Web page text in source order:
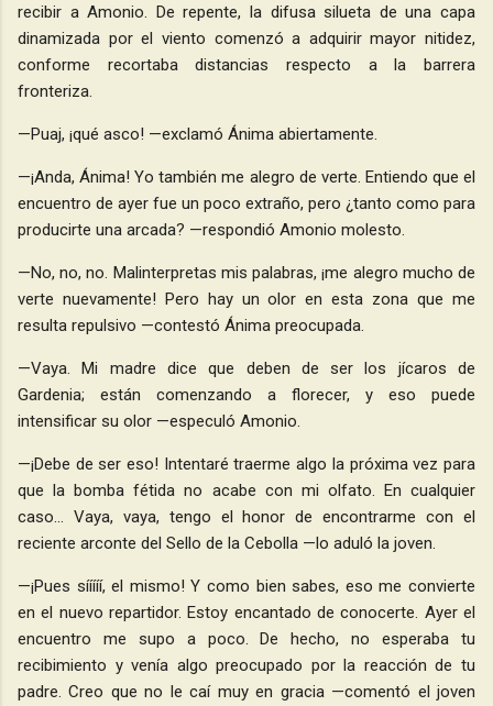
recibir a Amonio. De repente, la difusa silueta de una capa
dinamizada por el viento comenzó a adquirir mayor nitidez,
conforme recortaba distancias respecto a la barrera
fronteriza.
—Puaj, ¡qué asco! —exclamó Ánima abiertamente.
—¡Anda, Ánima! Yo también me alegro de verte. Entiendo que el
encuentro de ayer fue un poco extraño, pero ¿tanto como para
producirte una arcada? —respondió Amonio molesto.
—No, no, no. Malinterpretas mis palabras, ¡me alegro mucho de
verte nuevamente! Pero hay un olor en esta zona que me
resulta repulsivo —contestó Ánima preocupada.
—Vaya. Mi madre dice que deben de ser los jícaros de
Gardenia; están comenzando a florecer, y eso puede
intensificar su olor —especuló Amonio.
—¡Debe de ser eso! Intentaré traerme algo la próxima vez para
que la bomba fétida no acabe con mi olfato. En cualquier
caso… Vaya, vaya, tengo el honor de encontrarme con el
reciente arconte del Sello de la Cebolla —lo aduló la joven.
—¡Pues sííííí, el mismo! Y como bien sabes, eso me convierte
en el nuevo repartidor. Estoy encantado de conocerte. Ayer el
encuentro me supo a poco. De hecho, no esperaba tu
recibimiento y venía algo preocupado por la reacción de tu
padre. Creo que no le caí muy en gracia —comentó el joven